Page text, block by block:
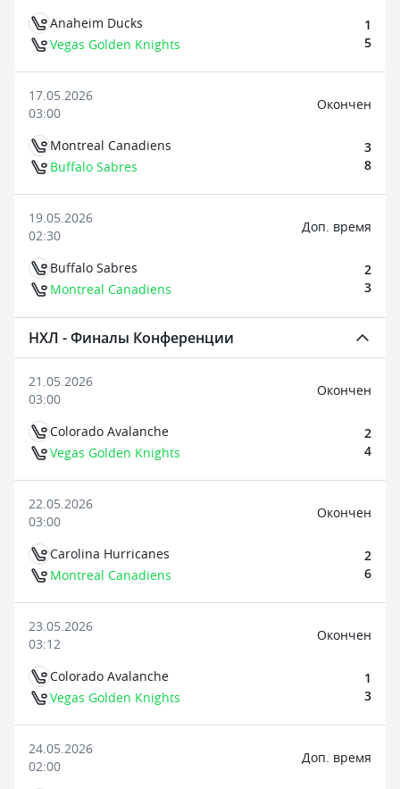
Anaheim Ducks
Vegas Golden Knights
1
5
17.05.2026
03:00
Montreal Canadiens
Buffalo Sabres
Oкончен
3
8
19.05.2026
02:30
Buffalo Sabres
Montreal Canadiens
Доп. время
2
3
НХЛ - Финалы Конференции
21.05.2026
03:00
Colorado Avalanche
Vegas Golden Knights
Oкончен
2
4
22.05.2026
03:00
Carolina Hurricanes
Montreal Canadiens
Oкончен
2
6
23.05.2026
03:12
Colorado Avalanche
Vegas Golden Knights
Oкончен
1
3
24.05.2026
02:00
Доп. время